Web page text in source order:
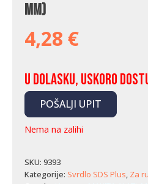
mm)
4,28 €
U dolasku, uskoro
POŠALJI UPIT
Nema na zalihi
SKU: 9393
Kategorije: Svrdlo SDS Plus, Za